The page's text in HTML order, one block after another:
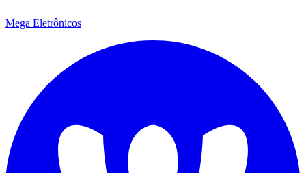
Mega Eletrônicos